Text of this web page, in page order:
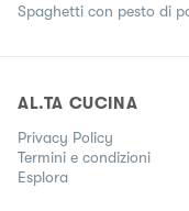
Spaghetti con pesto di
AL.TA CUCINA
Privacy Policy
Termini e condizioni
Esplora